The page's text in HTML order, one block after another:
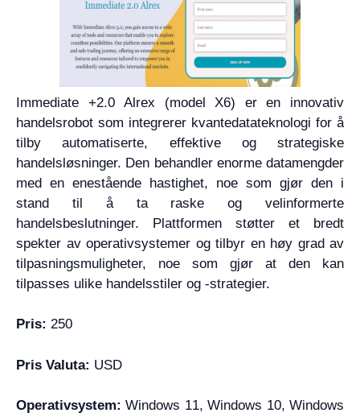
Immediate +2.0 Alrex (model X6) er en innovativ
handelsrobot som integrerer kvantedatateknologi for å
tilby automatiserte, effektive og strategiske
handelsløsninger. Den behandler enorme datamengder
med en enestående hastighet, noe som gjør den i
stand til å ta raske og velinformerte
handelsbeslutninger. Plattformen støtter et bredt
spekter av operativsystemer og tilbyr en høy grad av
tilpasningsmuligheter, noe som gjør at den kan
tilpasses ulike handelsstiler og -strategier.
Pris: 250
Pris Valuta: USD
Operativsystem: Windows 11, Windows 10, Windows